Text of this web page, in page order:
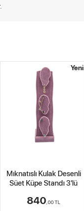
Yeni
Mıknatıslı Kulak Desenli
Süet Küpe Standı 3'lü
840,00TL